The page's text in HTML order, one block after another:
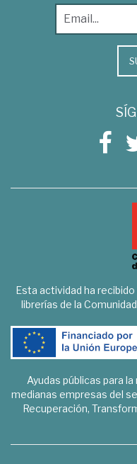
Esta actividad ha
librerías de la
Ayudas públicas para
medianas empresas del
Recuperación,